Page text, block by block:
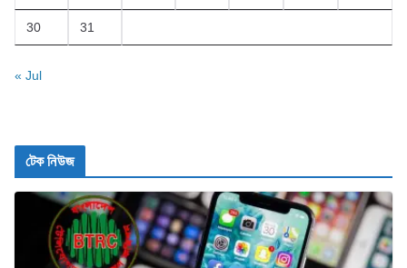
30 31
« Jul
টেক নিউজ